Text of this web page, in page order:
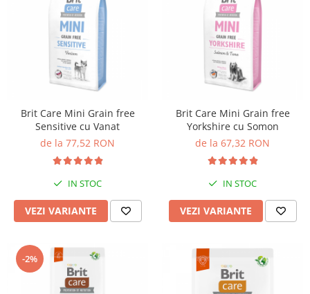
Brit Care Mini Grain free
Sensitive cu Vanat
de la 77,52 RON
IN STOC
VEZI VARIANTE
Brit Care Mini Grain free
Yorkshire cu Somon
de la 67,32 RON
IN STOC
VEZI VARIANTE
-2%